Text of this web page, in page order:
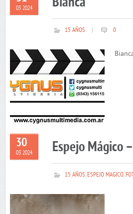
03 2024
15 AÑOS 0
30
03 2024 Espejo Mágico
15 AÑOS,ESPEJO MAGICO,